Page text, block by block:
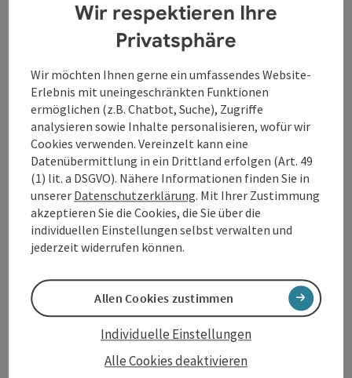
App gratis downloaden und losspazieren!
https://content.hublz.art/?
link=https://hublz.art/content/
Hublz zeigt euch den Weg auf Anton Bruckners Spuren
und hält bei jeder Station Spiele, Rätsel und
Überraschungen rund um den Komponisten bereit!
Dauer: ca. 90 Minuten (reine Gehzeit ca. 20 Minuten)
Startpunkt: Stiftshof beim Adlerbrunnen
Tour und Routeninformationen
Anreise/Lage
Wir respektieren Ihre
Privatsphäre
Wir möchten Ihnen gerne ein umfassendes Website-
Erlebnis mit uneingeschränkten Funktionen
ermöglichen (z.B. Chatbot, Suche), Zugriffe
analysieren sowie Inhalte personalisieren, wofür wir
Cookies verwenden. Vereinzelt kann eine
Datenübermittlung in ein Drittland erfolgen (Art. 49
(1) lit. a DSGVO). Nähere Informationen finden Sie in
unserer Datenschutzerklärung. Mit Ihrer Zustimmung
akzeptieren Sie die Cookies, die Sie über die
individuellen Einstellungen selbst verwalten und
jederzeit widerrufen können.
Alle Cookies deaktivieren
Individuelle Einstellungen
Allen Cookies zustimmen